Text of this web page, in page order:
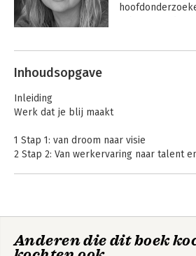
(ESC).
Andere boeken door
Labs 3.0
Inhoudsopgave
Inleiding
Werk dat je blij maakt
1 Stap 1: van droom naar visie
2 Stap 2: Van werkervaring naar talent
5 Stap 5: Van zien naar gezien worden
Anderen die dit boek